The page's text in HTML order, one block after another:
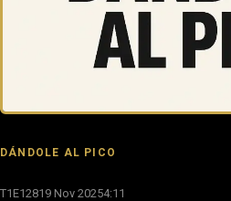
DÁNDOLE AL PICO
T1E12819 Nov 20254:11